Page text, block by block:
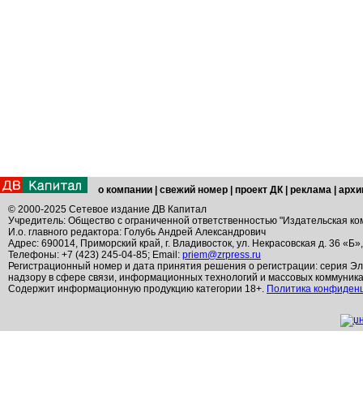
о компании свежий номер проект ДК реклама
© 2000-2025 Сетевое издание ДВ Капитал
Учредитель: Общество с ограниченной ответственностью "Издательская
И.о. главного редактора: Голубь Андрей Александрович
Адрес: 690014, Приморский край, г. Владивосток, ул. Некрасовская д. 36
Телефоны: +7 (423) 245-04-85; Email: priem@zrpress.ru
Регистрационный номер и дата принятия решения о регистрации: серия
надзору в сфере связи, информационных технологий и массовых
Содержит информационную продукцию категории 18+. Политика